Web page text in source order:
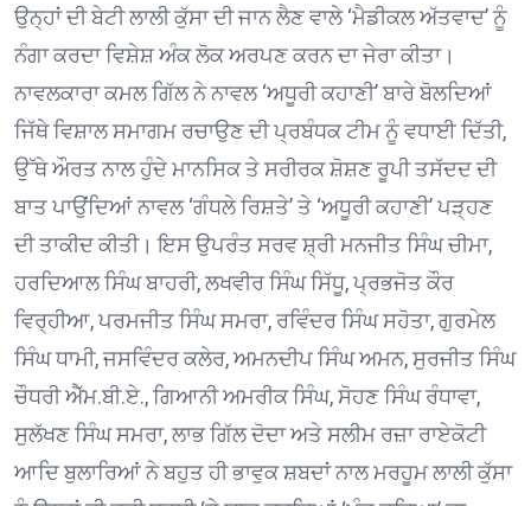
ਉਨ੍ਹਾਂ ਦੀ ਬੇਟੀ ਲਾਲੀ ਕੁੱਸਾ ਦੀ ਜਾਨ ਲੈਣ ਵਾਲੇ ‘ਮੈਡੀਕਲ ਅੱਤਵਾਦ’ ਨੂੰ
ਨੰਗਾ ਕਰਦਾ ਵਿਸ਼ੇਸ਼ ਅੰਕ ਲੋਕ ਅਰਪਣ ਕਰਨ ਦਾ ਜੇਰਾ ਕੀਤਾ।
ਨਾਵਲਕਾਰਾ ਕਮਲ ਗਿੱਲ ਨੇ ਨਾਵਲ ‘ਅਧੂਰੀ ਕਹਾਣੀ’ ਬਾਰੇ ਬੋਲਦਿਆਂ
ਜਿੱਥੇ ਵਿਸ਼ਾਲ ਸਮਾਗਮ ਰਚਾਉਣ ਦੀ ਪ੍ਰਬੰਧਕ ਟੀਮ ਨੂੰ ਵਧਾਈ ਦਿੱਤੀ,
ਉੱਥੇ ਔਰਤ ਨਾਲ ਹੁੰਦੇ ਮਾਨਸਿਕ ਤੇ ਸਰੀਰਕ ਸ਼ੋਸ਼ਣ ਰੂਪੀ ਤਸੱਦਦ ਦੀ
ਬਾਤ ਪਾਉਂਦਿਆਂ ਨਾਵਲ ‘ਗੰਧਲੇ ਰਿਸ਼ਤੇ’ ਤੇ ‘ਅਧੂਰੀ ਕਹਾਣੀ’ ਪੜ੍ਹਣ
ਦੀ ਤਾਕੀਦ ਕੀਤੀ। ਇਸ ਉਪਰੰਤ ਸਰਵ ਸ਼੍ਰੀ ਮਨਜੀਤ ਸਿੰਘ ਚੀਮਾ,
ਹਰਦਿਆਲ ਸਿੰਘ ਬਾਹਰੀ, ਲਖਵੀਰ ਸਿੰਘ ਸਿੱਧੂ, ਪ੍ਰਭਜੋਤ ਕੌਰ
ਵਿਰ੍ਹੀਆ, ਪਰਮਜੀਤ ਸਿੰਘ ਸਮਰਾ, ਰਵਿੰਦਰ ਸਿੰਘ ਸਹੋਤਾ, ਗੁਰਮੇਲ
ਸਿੰਘ ਧਾਮੀ, ਜਸਵਿੰਦਰ ਕਲੇਰ, ਅਮਨਦੀਪ ਸਿੰਘ ਅਮਨ, ਸੁਰਜੀਤ ਸਿੰਘ
ਚੌਧਰੀ ਐੱਮ.ਬੀ.ਏ., ਗਿਆਨੀ ਅਮਰੀਕ ਸਿੰਘ, ਸੋਹਣ ਸਿੰਘ ਰੰਧਾਵਾ,
ਸੁਲੱਖਣ ਸਿੰਘ ਸਮਰਾ, ਲਾਭ ਗਿੱਲ ਦੋਦਾ ਅਤੇ ਸਲੀਮ ਰਜ਼ਾ ਰਾਏਕੋਟੀ
ਆਦਿ ਬੁਲਾਰਿਆਂ ਨੇ ਬਹੁਤ ਹੀ ਭਾਵੁਕ ਸ਼ਬਦਾਂ ਨਾਲ ਮਰਹੂਮ ਲਾਲੀ ਕੁੱਸਾ